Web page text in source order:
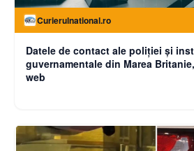
Curierulnational.ro
Datele de contact ale poliției și
guvernamentale din Marea
web